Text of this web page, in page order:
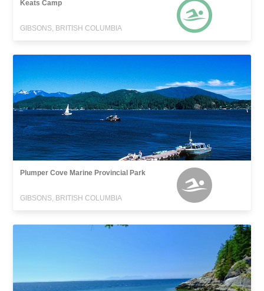
Keats Camp
GIBSONS, BRITISH COLUMBIA
Plumper Cove Marine Provincial Park
GIBSONS, BRITISH COLUMBIA